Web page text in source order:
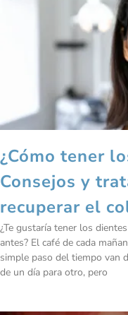
¿Cómo tener
Consejos y
recuperar el
¿Te gustaría tener los
antes? El café de cada
simple paso del tiempo van
de un día para otro, pero